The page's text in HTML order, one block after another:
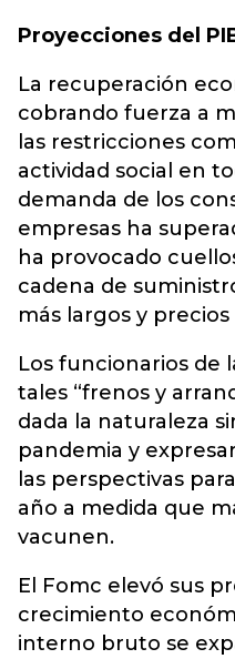
Proyecciones del
La recuperación
cobrando fuerza a
las restricciones
actividad social en
demanda de los
empresas ha
ha provocado
cadena de
más largos y precios
Los funcionarios de
tales “frenos y
dada la naturaleza
pandemia y
las perspectivas
año a medida que
vacunen.
El Fomc elevó sus
crecimiento
interno bruto se